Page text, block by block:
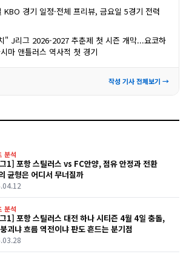
경기 일정·전체 프리뷰, 금요일 5경기 전력
" J리그 2026-2027 추춘제 첫 시즌 개막...요코하
마 앤틀러스 역사적 첫 경기
작성 기사 전체보기 →
분석
1] 포항 스틸러스 vs FC안양, 점유 안정과 전환
균형은 어디서 무너질까
분석
1] 포항 스틸러스 대전 하나 시티즌 4월 4일 충돌,
괴냐 흐름 역전이냐 판도 흔드는 분기점